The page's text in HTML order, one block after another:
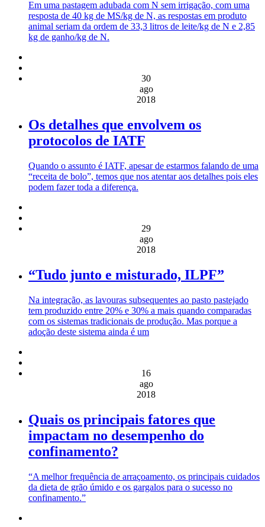
Em uma pastagem adubada com N sem irrigação, com uma
resposta de 40 kg de MS/kg de N, as respostas em produto
animal seriam da ordem de 33,3 litros de leite/kg de N e 2,85
kg de ganho/kg de N.
30
ago
2018
Os detalhes que envolvem os
protocolos de IATF
Quando o assunto é IATF, apesar de estarmos falando de uma
“receita de bolo”, temos que nos atentar aos detalhes pois eles
podem fazer toda a diferença.
29
ago
2018
“Tudo junto e misturado, ILPF”
Na integração, as lavouras subsequentes ao pasto pastejado
tem produzido entre 20% e 30% a mais quando comparadas
com os sistemas tradicionais de produção. Mas porque a
adoção deste sistema ainda é um
16
ago
2018
Quais os principais fatores que
impactam no desempenho do
confinamento?
“A melhor frequência de arraçoamento, os principais cuidados
da dieta de grão úmido e os gargalos para o sucesso no
confinamento.”